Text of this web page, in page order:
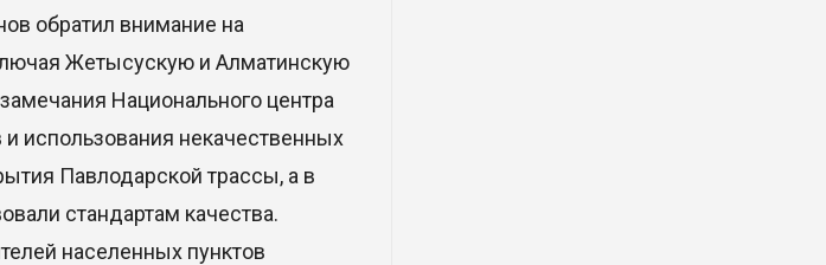
обратил внимание на
Жетысускую и Алматинскую
Национального центра
использования некачественных
Павлодарской трассы, а в
стандартам качества.
населенных пунктов